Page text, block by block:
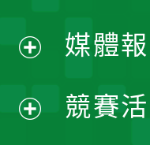
媒體
競賽
開